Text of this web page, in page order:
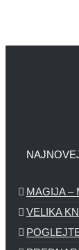
MAGIJA –
VELIKA